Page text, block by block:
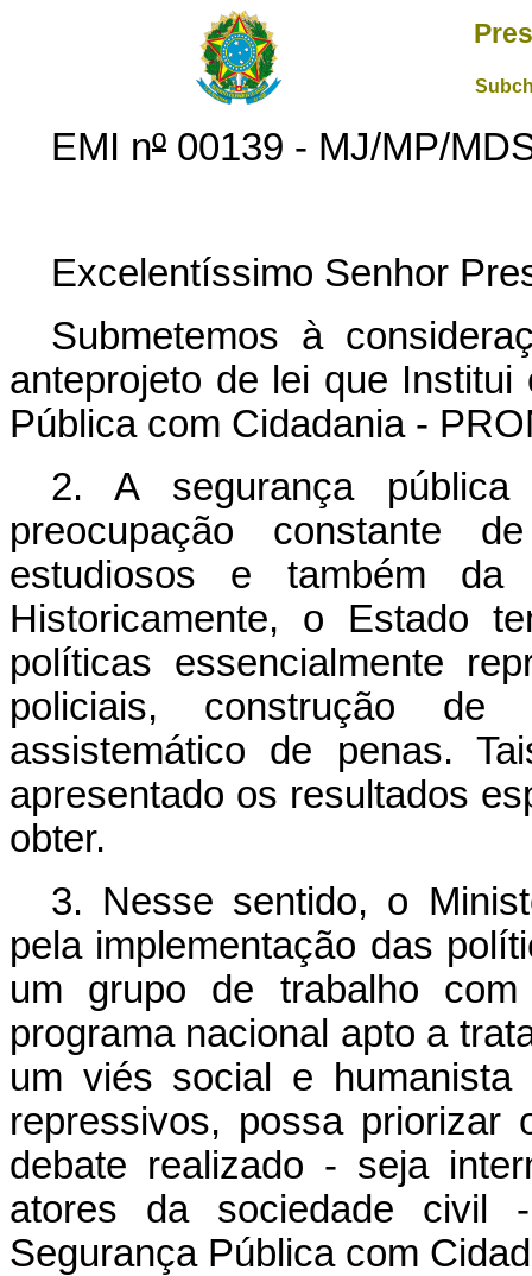
EMI nº 00139 - MJ/MP/
Excelentíssimo Senhor
Submetemos à
anteprojeto de lei que
Pública com Cidadania -
2. A segurança
preocupação constante
estudiosos e também
Historicamente, o Estado
políticas essencialmente
policiais, construção de
assistemático de penas.
apresentado os resultados
obter.
3. Nesse sentido, o
pela implementação das
um grupo de trabalho
programa nacional apto a
um viés social e
repressivos, possa priorizar
debate realizado - seja
atores da sociedade civil
Segurança Pública com